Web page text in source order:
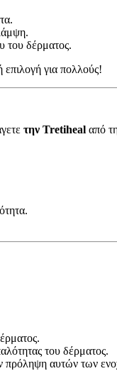
του δέρματος.
για πολλούς!
την Tretiheal από
του δέρματος.
πρόληψη αυτών των